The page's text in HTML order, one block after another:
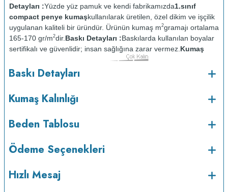
Detayları :Yüzde yüz pamuk ve kendi fabrikamızda1.sınıf
compact penye kumaşkullanılarak üretilen, özel dikim ve işçilik
uygulanan kaliteli bir üründür. Ürünün kumaş m2gramajı ortalama
165-170 gr/m2dir. Baskı Detayları :Baskılarda kullanılan boyalar
sertifikalı ve güvenlidir; insan sağlığına zarar vermez. Kumaş
Kalınlığı :
programda maksimum 30
Kuru temizleme
Baskı Detayları
Kumaş Kalınlığı
Beden Tablosu
Ödeme Seçenekleri
Hızlı Mesaj